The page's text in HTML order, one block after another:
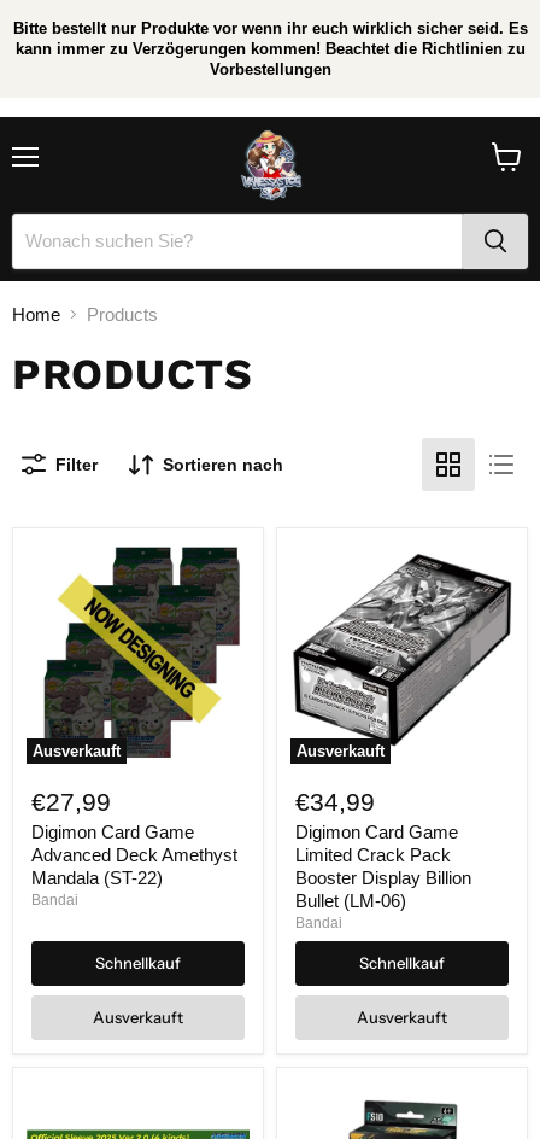
Bitte bestellt nur Produkte vor wenn ihr euch wirklich sicher seid. Es
kann immer zu Verzögerungen kommen! Beachtet die Richtlinien zu
Vorbestellungen
Home Products
PRODUCTS
Filter Sortieren nach
Ausverkauft
Card
Game
Advanced
Deck
Amethyst
Mandala
(ST-
€27,99
Digimon Card Game
Advanced Deck Amethyst
Mandala (ST-22)
Bandai
Schnellkauf
Ausverkauft
Ausverkauft
Card
Game
Limited
Crack
Pack
Booster
Display
Billion
Bullet
06)
€34,99
Digimon Card Game
Limited Crack Pack
Booster Display Billion
Bullet (LM-06)
Bandai
Schnellkauf
Ausverkauft